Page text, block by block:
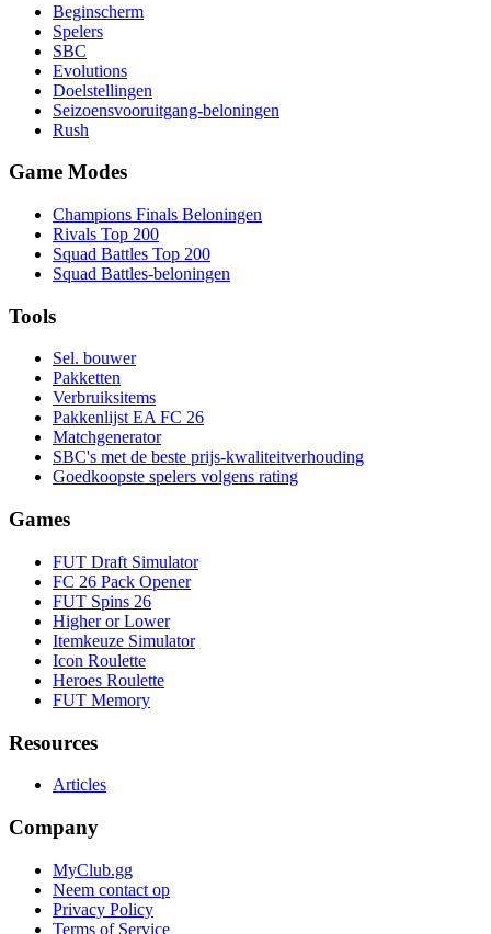
Beginscherm
Spelers
SBC
Evolutions
Doelstellingen
Seizoensvooruitgang-beloningen
Rush
Game Modes
Champions Finals Beloningen
Rivals Top 200
Squad Battles Top 200
Squad Battles-beloningen
Tools
Sel. bouwer
Pakketten
Verbruiksitems
Pakkenlijst EA FC 26
Matchgenerator
SBC's met de beste prijs-kwaliteitverhouding
Goedkoopste spelers volgens rating
Games
FUT Draft Simulator
FC 26 Pack Opener
FUT Spins 26
Higher or Lower
Itemkeuze Simulator
Icon Roulette
Heroes Roulette
FUT Memory
Resources
Articles
Company
MyClub.gg
Neem contact op
Privacy Policy
Terms of Service